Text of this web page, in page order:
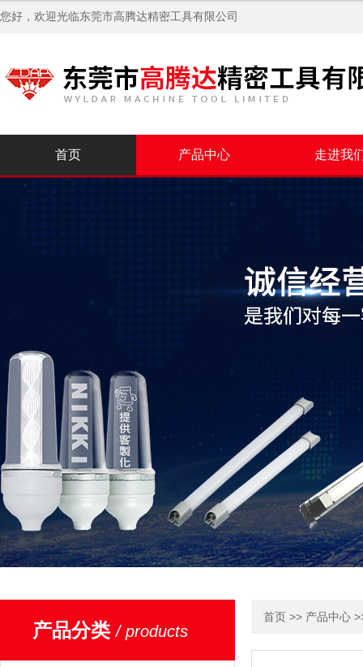
您好，欢迎光临东莞市高腾达精密工具有限公司
首页 产品中心 走进我
产品分类/ products
首页 >> 产品中心